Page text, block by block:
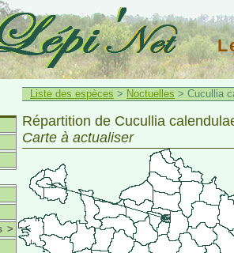
>
Liste des espèces > Noctuelles > Cucullia
Répartition de Cucullia
Carte à actualiser